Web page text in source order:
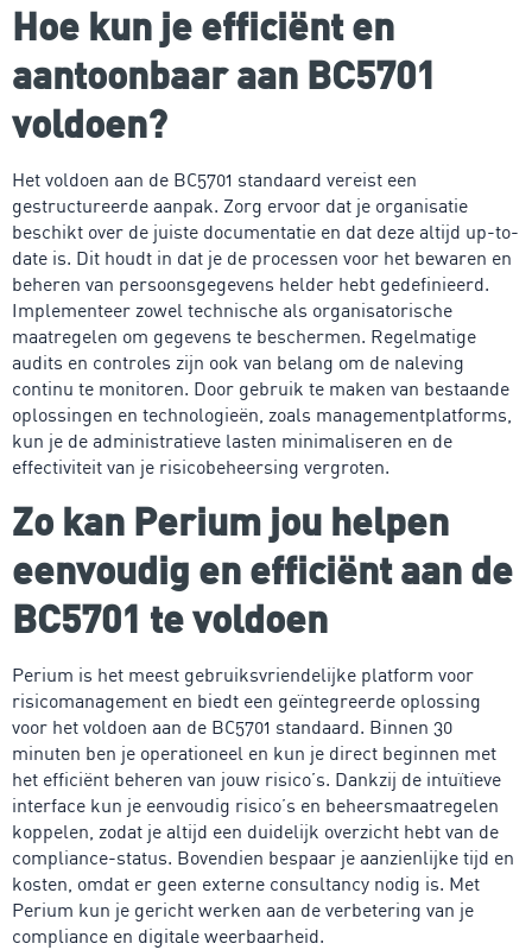
Hoe kun je efficiënt en
aantoonbaar aan BC5701
voldoen?
Het voldoen aan de BC5701 standaard vereist een
gestructureerde aanpak. Zorg ervoor dat je organisatie
beschikt over de juiste documentatie en dat deze altijd up-to-
date is. Dit houdt in dat je de processen voor het bewaren en
beheren van persoonsgegevens helder hebt gedefinieerd.
Implementeer zowel technische als organisatorische
maatregelen om gegevens te beschermen. Regelmatige
audits en controles zijn ook van belang om de naleving
continu te monitoren. Door gebruik te maken van bestaande
oplossingen en technologieën, zoals managementplatforms,
kun je de administratieve lasten minimaliseren en de
effectiviteit van je risicobeheersing vergroten.
Zo kan Perium jou helpen
eenvoudig en efficiënt aan de
BC5701 te voldoen
Perium is het meest gebruiksvriendelijke platform voor
risicomanagement en biedt een geïntegreerde oplossing
voor het voldoen aan de BC5701 standaard. Binnen 30
minuten ben je operationeel en kun je direct beginnen met
het efficiënt beheren van jouw risico’s. Dankzij de intuïtieve
interface kun je eenvoudig risico’s en beheersmaatregelen
koppelen, zodat je altijd een duidelijk overzicht hebt van de
compliance-status. Bovendien bespaar je aanzienlijke tijd en
kosten, omdat er geen externe consultancy nodig is. Met
Perium kun je gericht werken aan de verbetering van je
compliance en digitale weerbaarheid.